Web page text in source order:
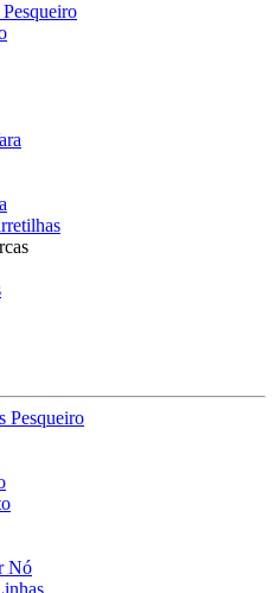
Pesqueiro
Nó